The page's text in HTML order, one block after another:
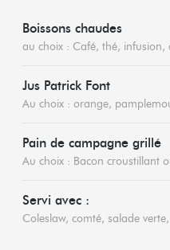
Boissons chaudes
au choix : Café, thé,
Jus Patrick Font
Au choix : orange,
Pain de campagne grillé
Au choix : Bacon croustillant
Servi avec :
Coleslaw, comté, salade